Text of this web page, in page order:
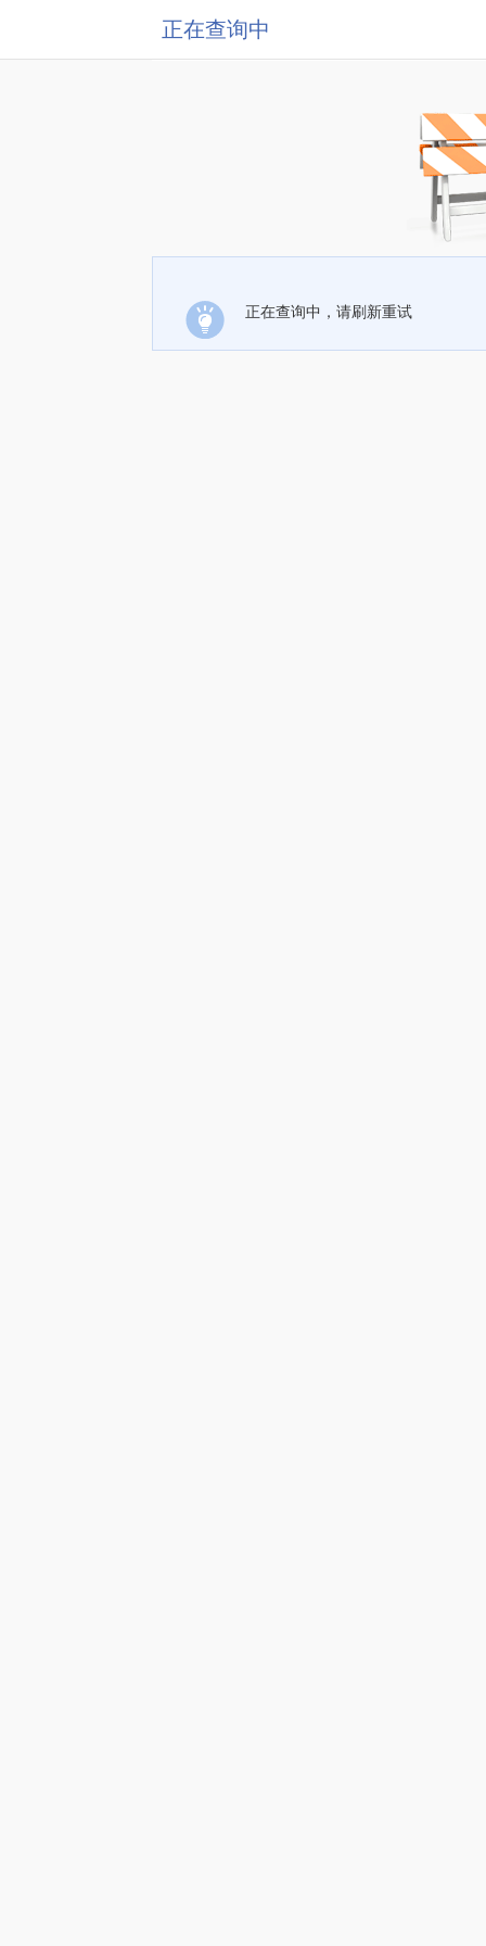
正在查询中
正在查询中，请刷新重试